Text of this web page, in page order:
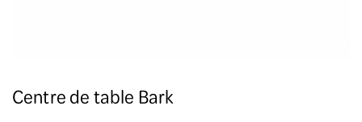
Centre de table Bark